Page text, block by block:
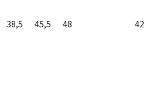
38,5 45,5 48 42